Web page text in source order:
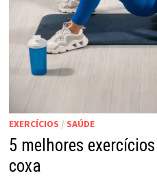
EXERCÍCIOS / SAÚDE
5 melhores
coxa